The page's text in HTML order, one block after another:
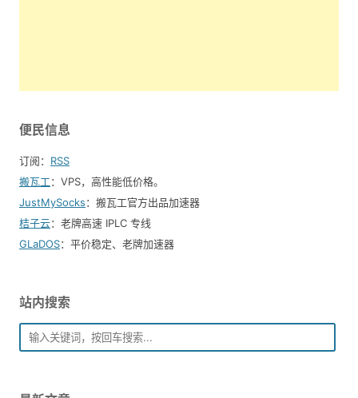
便民信息
订阅： RSS
搬瓦工：VPS，高性能低价格。️
JustMySocks：搬瓦工官方出品加速器
桔子云：老牌高速 IPLC 专线
GLaDOS：平价稳定、老牌加速器
站内搜索